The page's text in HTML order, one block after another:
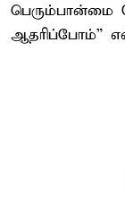
ஆதரிப்போம்”